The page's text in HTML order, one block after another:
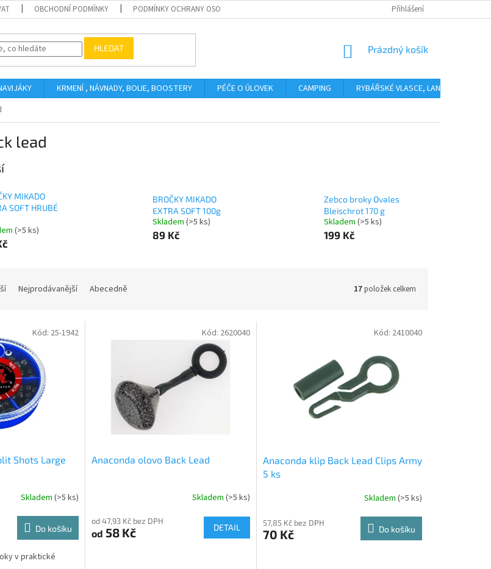
OBCHODNÍ PODMÍNKY PODMÍNKY OCHRANY OSOBNÍCH ÚDAJŮ Přihlášení
HLEDAT
NÁKUPNÍ
Prázdný košík
KRMENÍ , NÁVNADY, BOLIE, BOOSTERY PÉČE O ÚLOVEK CAMPING
RYBÁŘSKÉ VLASCE, LANKA, PLETENÉ
lead
MIKADO
SOFT HRUBÉ
(>5 ks)
BROČKY MIKADO
EXTRA SOFT 100g
Skladem (>5 ks)
89 Kč
Zebco broky Ovales
Bleischrot 170 g
Skladem (>5 ks)
199 Kč
Nejprodávanější Abecedně 17položek celkem
Shots Large
Skladem (>5 ks)
Do košíku
v praktické
Kód: 25-1942
Anaconda olovo Back Lead
Skladem (>5 ks)
od 47,93 Kč bez DPH
od 58 Kč DETAIL
Kód: 2620040
Anaconda klip Back Lead Clips Army
5 ks
Skladem (>5 ks)
57,85 Kč bez DPH
70 Kč Do košíku
Kód: 2410040